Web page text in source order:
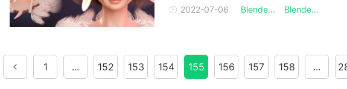
Futuregames的职业大学完成了游戏美术师教
2022-07-06 Blende... Blende...
1 ... 152 153 154 155 156 157 158 ...